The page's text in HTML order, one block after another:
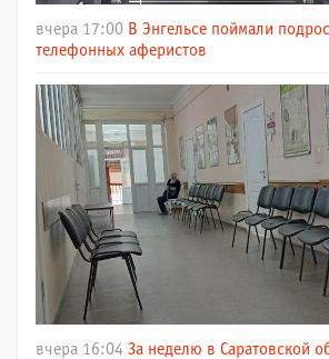
вчера 17:00 В Энгельсе поймали
телефонных аферистов
вчера 16:04 За неделю в Саратовской